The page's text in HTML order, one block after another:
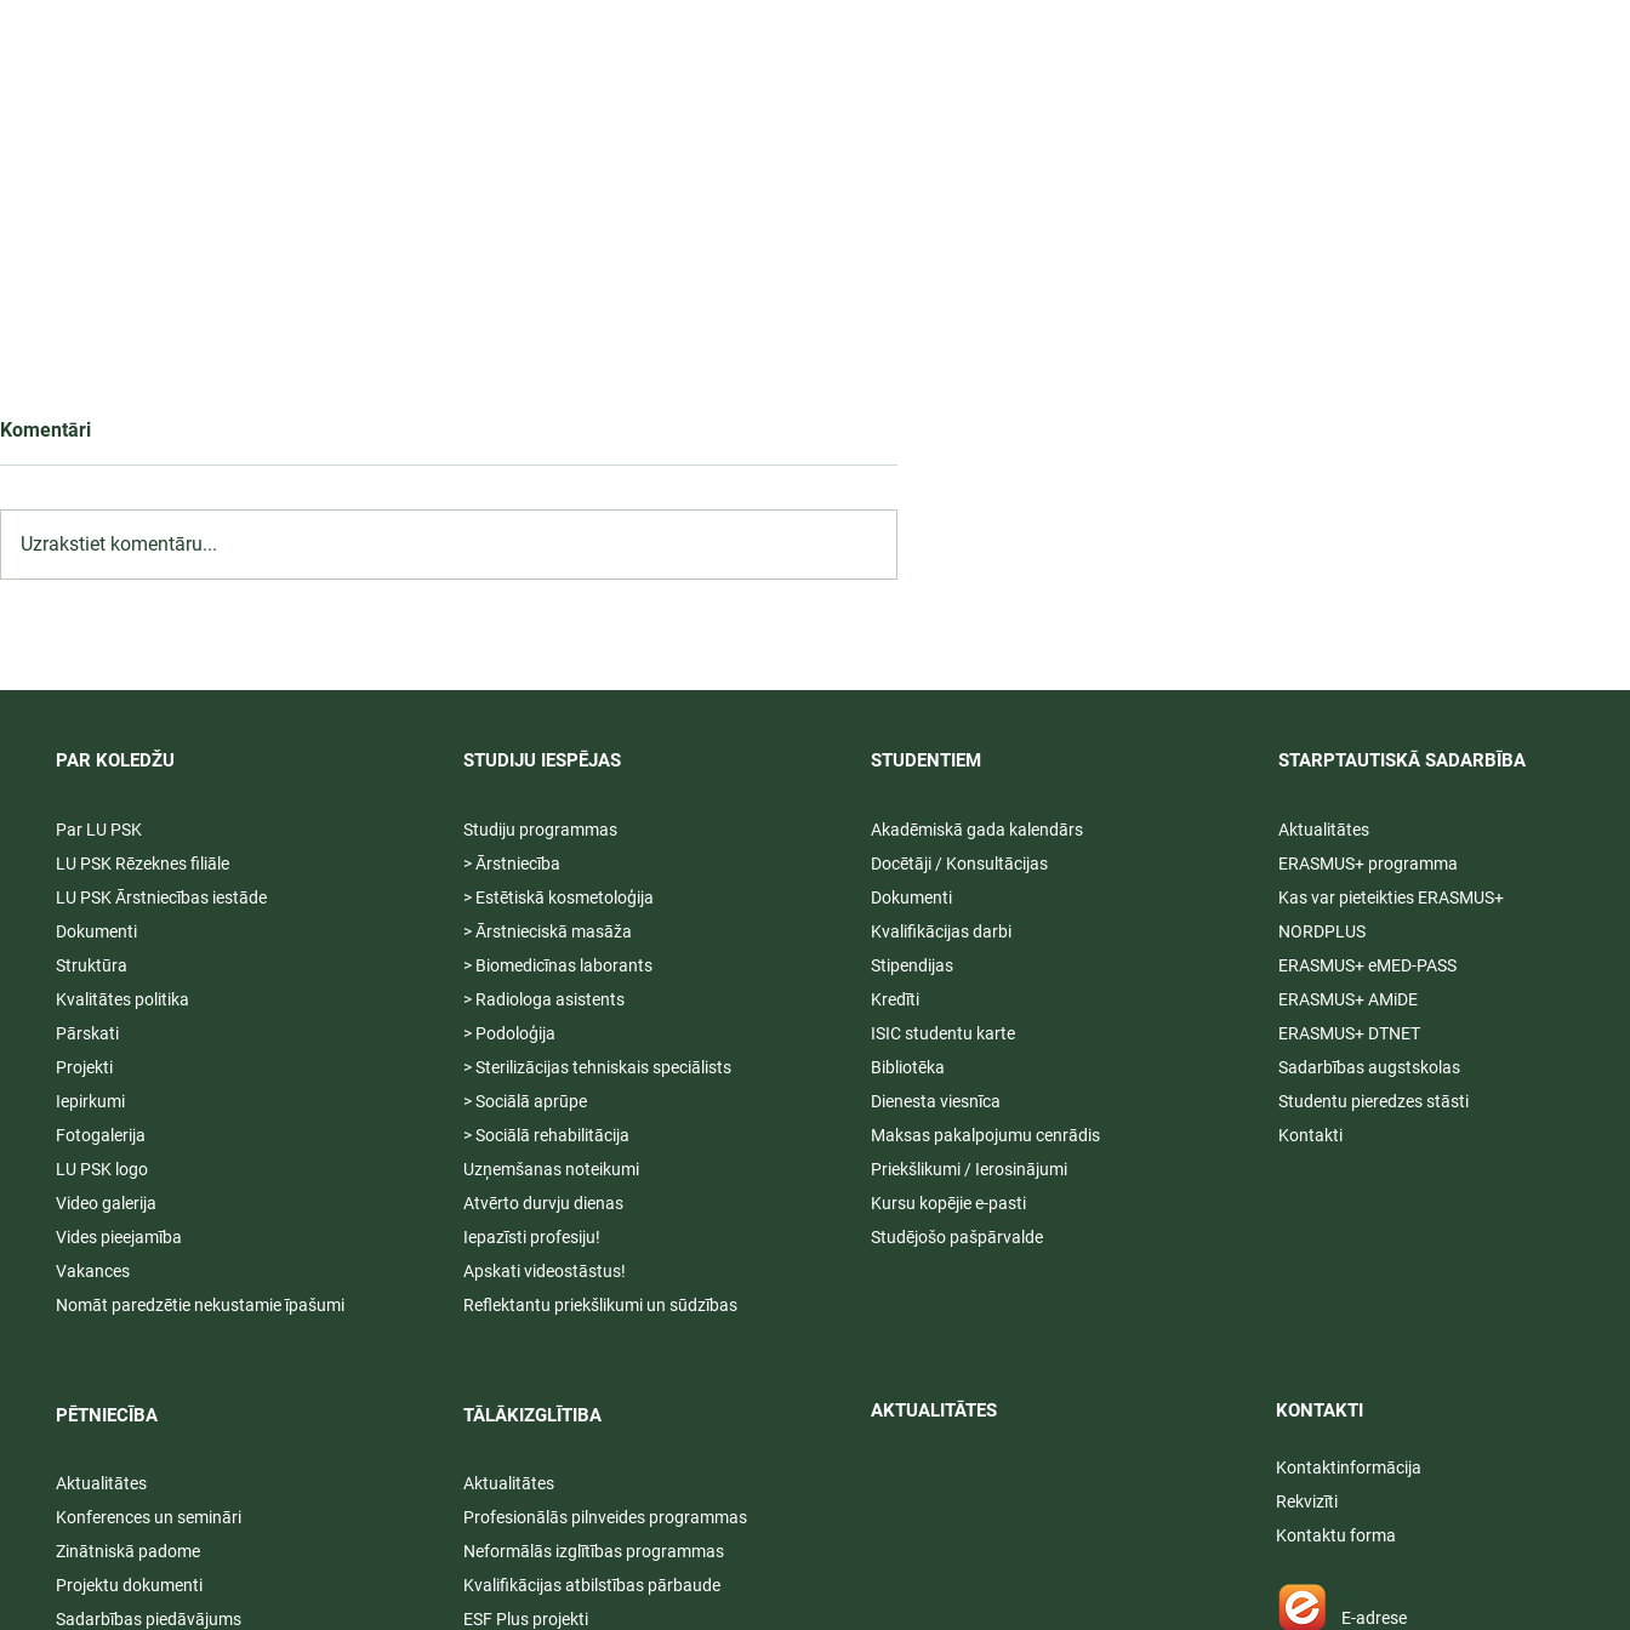
Komentāri
Uzrakstiet komentāru...
PAR KOLEDŽU
Par LU PSK
LU PSK Rēzeknes filiāle
LU PSK Ārstniecības iestāde
Dokumenti
Struktūra
Kvalitātes politika
Pārskati
Projekti
Iepirkumi
Fotogalerija
LU PSK logo
Video galerija
Vides pieejamība
Vakances
Nomāt paredzētie nekustamie īpašumi
PĒTNIECĪBA
Aktualitātes
Konferences un semināri
Zinātniskā padome
Projektu dokumenti
Sadarbības piedāvājums
STUDIJU IESPĒJAS
Studiju programmas
> Ārstniecība
> Estētiskā kosmetoloģija
> Ārstnieciskā masāža
> Biomedicīnas laborants
> Radiologa asistents
> Podoloģija
> Sterilizācijas tehniskais speciālists
> Sociālā aprūpe
> Sociālā rehabilitācija
Uzņemšanas noteikumi
Atvērto durvju dienas
Iepazīsti profesiju!
Apskati videostāstus!
Reflektantu priekšlikumi un sūdzības
TĀLĀKIZGLĪTIBA
Aktualitātes
Profesionālās pilnveides programmas
Neformālās izglītības programmas
Kvalifikācijas atbilstības pārbaude
ESF Plus projekti
STUDENTIEM​
Akadēmiskā gada kalendārs
Docētāji / Konsultācijas
Dokumenti
Kvalifikācijas darbi
Stipendijas
Kredīti
ISIC studentu karte
Bibliotēka
Dienesta viesnīca
Maksas pakalpojumu cenrādis
Priekšlikumi / Ierosinājumi
Kursu kopējie e-pasti
Studējošo pašpārvalde
AKTUALITĀTES​​
STARPTAUTISKĀ SADARBĪBA​
Aktualitātes
ERASMUS+ programma
Kas var pieteikties ERASMUS+
NORDPLUS
ERASMUS+ eMED-PASS
ERASMUS+ AMiDE
ERASMUS+ DTNET
Sadarbības augstskolas
Studentu pieredzes stāsti
Kontakti
KONTAKTI​
Kontaktinformācija
Rekvizīti
Kontaktu forma
E-adrese